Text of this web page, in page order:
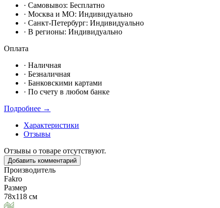
· Самовывоз: Бесплатно
· Москвa и МО: Индивидуально
· Санкт-Петербург: Индивидуально
· В регионы: Индивидуально
Оплата
· Наличная
· Безналичная
· Банковскими картами
· По счету в любом банке
Подробнее →
Характеристики
Отзывы
Отзывы о товаре отсутствуют.
Добавить комментарий
Производитель
Fakro
Размер
78х118 см